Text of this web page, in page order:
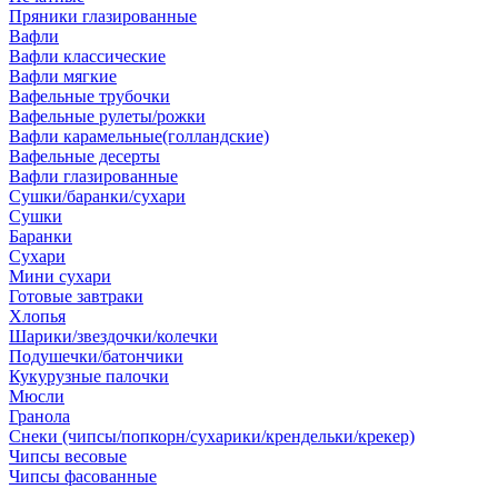
Пряники глазированные
Вафли
Вафли классические
Вафли мягкие
Вафельные трубочки
Вафельные рулеты/рожки
Вафли карамельные(голландские)
Вафельные десерты
Вафли глазированные
Сушки/баранки/сухари
Сушки
Баранки
Сухари
Мини сухари
Готовые завтраки
Хлопья
Шарики/звездочки/колечки
Подушечки/батончики
Кукурузные палочки
Мюсли
Гранола
Снеки (чипсы/попкорн/сухарики/крендельки/крекер)
Чипсы весовые
Чипсы фасованные